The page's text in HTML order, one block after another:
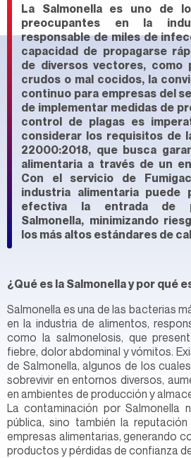
La Salmonella es uno de
preocupantes en la
responsable de miles de
capacidad de propagarse
de diversos vectores, como
crudos o mal cocidos, la
continuo para empresas del
de implementar medidas de
control de plagas es
considerar los requisitos de
22000:2018, que busca
alimentaria a través de un
Con el servicio de
industria alimentaria puede
efectiva la entrada de
Salmonella, minimizando
los más altos estándares de
¿Qué es la Salmonella y por qué
Salmonella es una de las bacterias
en la industria de alimentos,
como la salmonelosis, que
fiebre, dolor abdominal y vómitos.
de Salmonella, algunos de los
sobrevivir en entornos diversos,
en ambientes de producción y
La contaminación por Salmonella
pública, sino también la
empresas alimentarias, generando
productos y pérdidas de confianza